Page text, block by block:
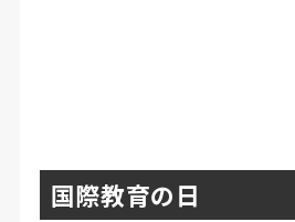
国際教育の日